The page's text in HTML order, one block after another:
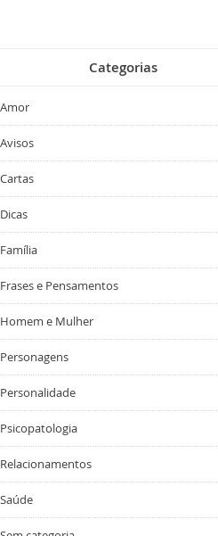
Categorias
Amor
Avisos
Cartas
Dicas
Família
Frases e Pensamentos
Homem e Mulher
Personagens
Personalidade
Psicopatologia
Relacionamentos
Saúde